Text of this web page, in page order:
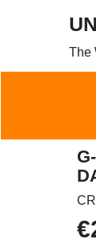
The
€